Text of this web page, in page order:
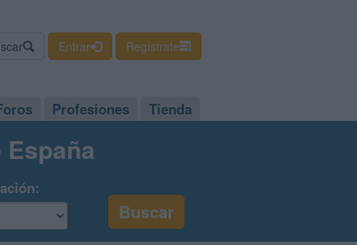
Entrar Regístrate
Profesiones Tienda